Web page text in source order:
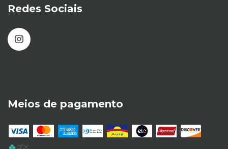
Redes Sociais
Meios de pagamento